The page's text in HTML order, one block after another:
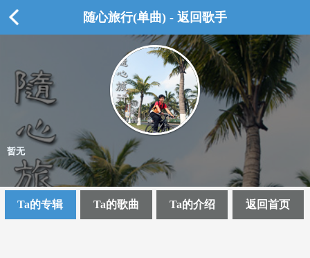
随心旅行(单曲) - 返回歌手
暂无
Ta的专辑 Ta的歌曲 Ta的介绍 返回首页